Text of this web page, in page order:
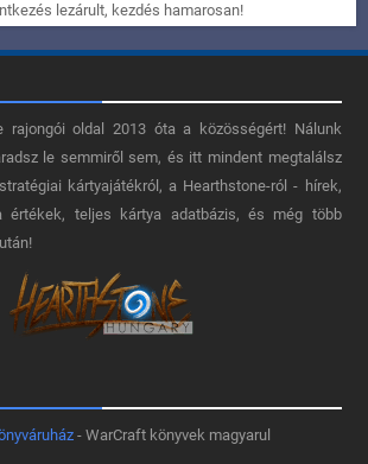
lezárult, kezdés hamarosan!
rajongói oldal 2013 óta a közösségért! Nálunk
le semmiről sem, és itt mindent megtalálsz
kártyajátékról, a Hearthstone-ról - hírek,
értékek, teljes kártya adatbázis, és még több
- WarCraft könyvek magyarul